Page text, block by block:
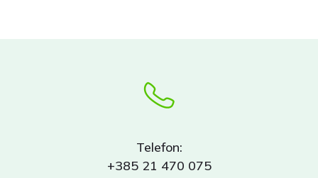
Telefon:
+385 21 470 075